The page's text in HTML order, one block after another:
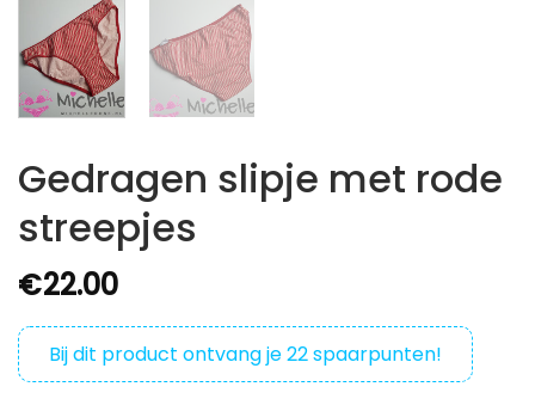
Gedragen slipje met rode
streepjes
€22.00
Bij dit product ontvang je22spaarpunten!